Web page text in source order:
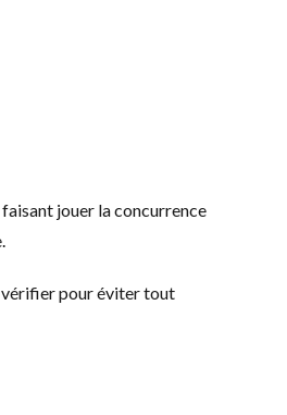
jouer la concurrence
vérifier pour éviter tout